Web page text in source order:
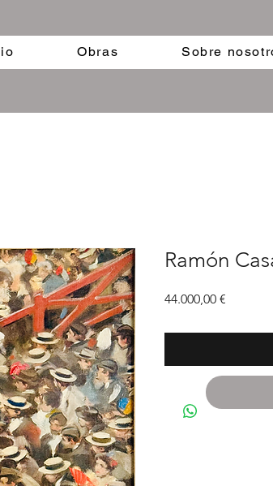
Obras Sobre
Ramón
44.000,00 €